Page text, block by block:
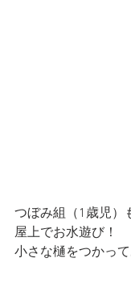
つぼみ組（1歳児）
屋上でお水遊び！
小さな樋をつかって